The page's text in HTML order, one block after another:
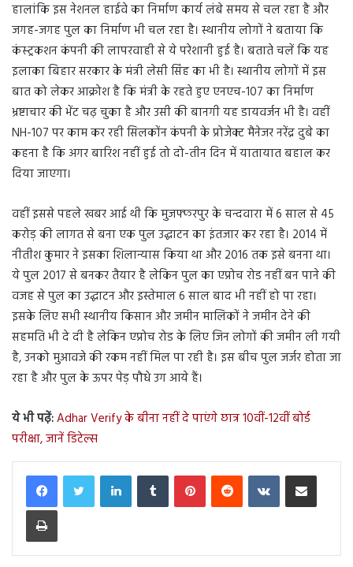
हालांकि इस नेशनल हाईवे का निर्माण कार्य लंबे समय से चल रहा है और
जगह-जगह पुल का निर्माण भी चल रहा है। स्थानीय लोगों ने बताया कि
कंस्ट्रकशन कंपनी की लापरवाही से ये परेशानी हुई है। बताते चलें कि यह
इलाका बिहार सरकार के मंत्री लेसी सिंह का भी है। स्थानीय लोगों में इस
बात को लेकर आक्रोश है कि मंत्री के रहते हुए एनएच-107 का निर्माण
भ्रष्टाचार की भेंट चढ़ चुका है और उसी की बानगी यह डायवर्जन भी है। वहीं
NH-107 पर काम कर रही सिलकोंन कंपनी के प्रोजेक्ट मैनेजर नरेंद्र दुबे का
कहना है कि अगर बारिश नहीं हुई तो दो-तीन दिन में यातायात बहाल कर
दिया जाएगा।
वहीं इससे पहले खबर आई थी कि मुजफ्फरपुर के चन्दवारा में 6 साल से 45
करोड़ की लागत से बना एक पुल उद्घाटन का इंतजार कर रहा है। 2014 में
नीतीश कुमार ने इसका शिलान्यास किया था और 2016 तक इसे बनना था।
ये पुल 2017 से बनकर तैयार है लेकिन पुल का एप्रोच रोड नहीं बन पाने की
वजह से पुल का उद्घाटन और इस्तेमाल 6 साल बाद भी नहीं हो पा रहा।
इसके लिए सभी स्थानीय किसान और जमीन मालिकों ने जमीन देने की
सहमति भी दे दी है लेकिन एप्रोच रोड के लिए जिन लोगों की जमीन ली गयी
है, उनको मुआवजे की रकम नहीं मिल पा रही है। इस बीच पुल जर्जर होता जा
रहा है और पुल के ऊपर पेड़ पौधे उग आये हैं।
ये भी पढ़ें:Adhar Verify के बीना नहीं दे पाएंगे छात्र 10वीं-12वीं बोर्ड
परीक्षा, जानें डिटेल्स
LinkedInTumblr PinterestReddit VKontakteShare via Email
Print